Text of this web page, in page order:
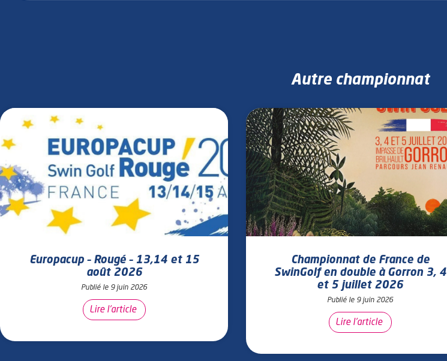
Autre championnat
Europacup – Rougé – 13,14 et 15
août 2026
Publié le 9 juin 2026
Lire l'article
Championnat de France de
SwinGolf en double à Gorron 3, 4
et 5 juillet 2026
Publié le 9 juin 2026
Lire l'article